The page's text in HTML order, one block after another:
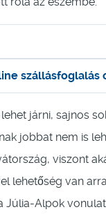
szállásfoglalás
járni, sajnos
jobbat nem is
viszont
lehetőség van
Júlia-Alpok